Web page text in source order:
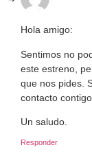
Hola amigo:
Sentimos no
este estreno,
que nos pides.
contacto contigo.
Un saludo.
Responder